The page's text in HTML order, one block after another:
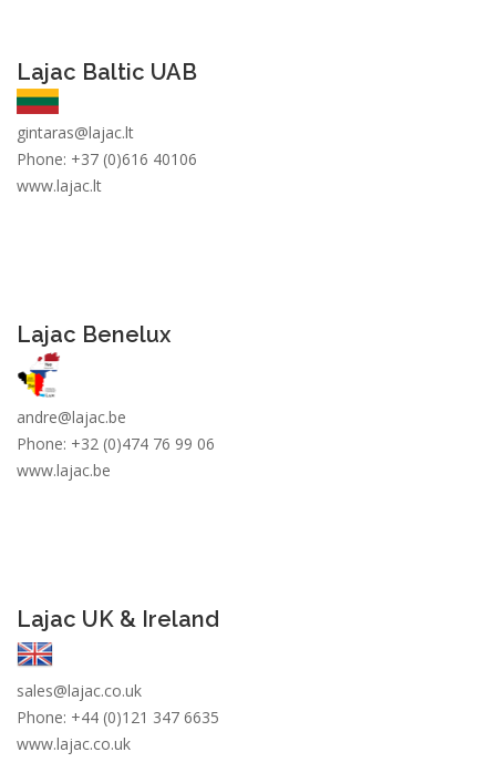
Lajac Baltic UAB
gintaras@lajac.lt
Phone: +37 (0)616 40106
www.lajac.lt
Lajac Benelux
andre@lajac.be
Phone: +32 (0)474 76 99 06
www.lajac.be
Lajac UK & Ireland
sales@lajac.co.uk
Phone: +44 (0)121 347 6635
www.lajac.co.uk